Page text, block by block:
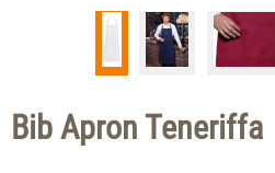
Bib Apron Teneriffa